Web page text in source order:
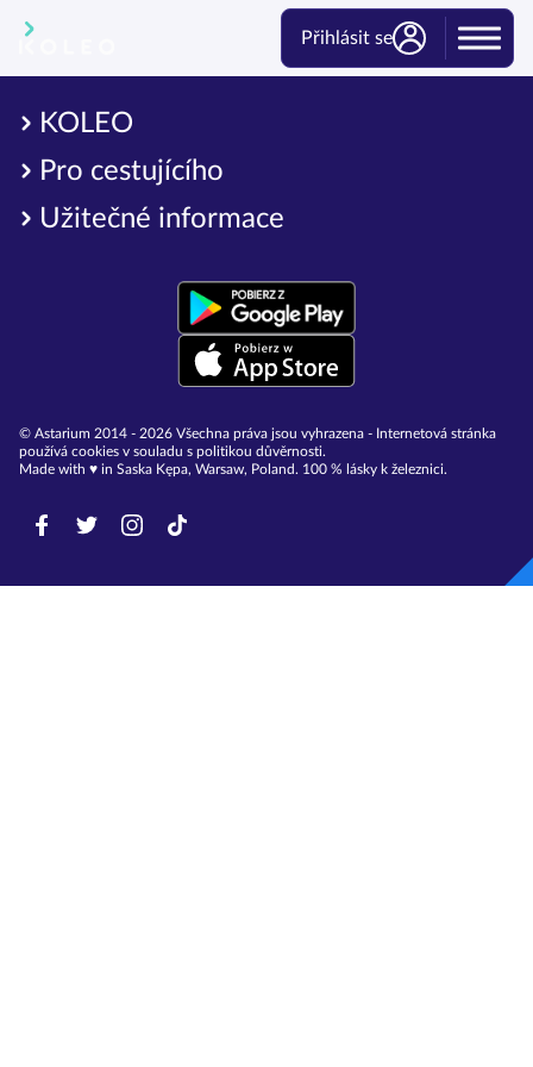
Přihlásit se
KOLEO
Pro cestujícího
Užitečné informace
© Astarium 2014 - 2026 Všechna práva jsou vyhrazena - Internetová stránka
používá cookies v souladu s politikou důvěrnosti.
Made with ♥︎ in Saska Kępa, Warsaw, Poland. 100 % lásky k železnici.